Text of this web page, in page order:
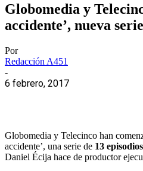
Globomedia y
accidente’, nueva
Por
Redacción A451
-
6 febrero, 2017
Globomedia y Telecinco han
accidente’, una serie de 13
Daniel Écija hace de productor